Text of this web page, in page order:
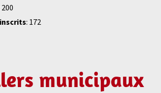
200
: 172
municipaux